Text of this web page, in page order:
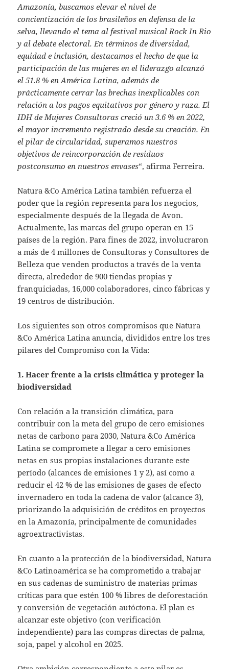
Amazonía, buscamos elevar el nivel de
concientización de los brasileños en defensa de la
selva, llevando el tema al festival musical Rock In Rio
y al debate electoral. En términos de diversidad,
equidad e inclusión, destacamos el hecho de que la
participación de las mujeres en el liderazgo alcanzó
el 51.8 % en América Latina, además de
prácticamente cerrar las brechas inexplicables con
relación a los pagos equitativos por género y raza. El
IDH de Mujeres Consultoras creció un 3.6 % en 2022,
el mayor incremento registrado desde su creación. En
el pilar de circularidad, superamos nuestros
objetivos de reincorporación de residuos
postconsumo en nuestros envases“, afirma Ferreira.
Natura &Co América Latina también refuerza el
poder que la región representa para los negocios,
especialmente después de la llegada de Avon.
Actualmente, las marcas del grupo operan en 15
países de la región. Para fines de 2022, involucraron
a más de 4 millones de Consultoras y Consultores de
Belleza que venden productos a través de la venta
directa, alrededor de 900 tiendas propias y
franquiciadas, 16,000 colaboradores, cinco fábricas y
19 centros de distribución.
Los siguientes son otros compromisos que Natura
&Co América Latina anuncia, divididos entre los tres
pilares del Compromiso con la Vida:
1. Hacer frente a la crisis climática y proteger la
biodiversidad
Con relación a la transición climática, para
contribuir con la meta del grupo de cero emisiones
netas de carbono para 2030, Natura &Co América
Latina se compromete a llegar a cero emisiones
netas en sus propias instalaciones durante este
período (alcances de emisiones 1 y 2), así como a
reducir el 42 % de las emisiones de gases de efecto
invernadero en toda la cadena de valor (alcance 3),
priorizando la adquisición de créditos en proyectos
en la Amazonía, principalmente de comunidades
agroextractivistas.
En cuanto a la protección de la biodiversidad, Natura
&Co Latinoamérica se ha comprometido a trabajar
en sus cadenas de suministro de materias primas
críticas para que estén 100 % libres de deforestación
y conversión de vegetación autóctona. El plan es
alcanzar este objetivo (con verificación
independiente) para las compras directas de palma,
soja, papel y alcohol en 2025.